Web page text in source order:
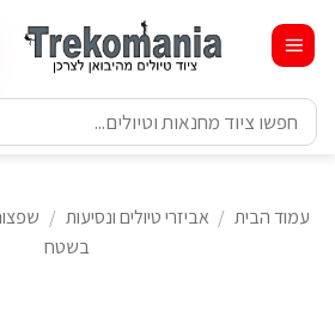
content
חיפוש
עבור:
עמוד הבית / אביזרי טיולים ונסיעות /
בשטח